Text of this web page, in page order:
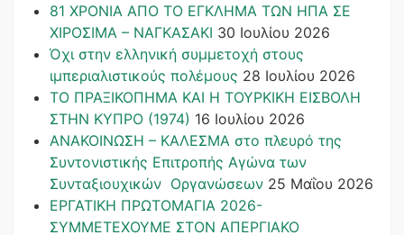
81 ΧΡΟΝΙΑ ΑΠΟ ΤΟ ΕΓΚΛΗΜΑ ΤΩΝ ΗΠΑ ΣΕ
ΧΙΡΟΣΙΜΑ – ΝΑΓΚΑΣΑΚΙ 30 Ιουλίου 2026
Όχι στην ελληνική συμμετοχή στους
ιμπεριαλιστικούς πολέμους 28 Ιουλίου 2026
ΤΟ ΠΡΑΞΙΚΟΠΗΜΑ ΚΑΙ H ΤΟΥΡΚΙΚΗ ΕΙΣΒΟΛΗ
ΣΤΗΝ ΚΥΠΡΟ (1974) 16 Ιουλίου 2026
ΑΝΑΚΟΙΝΩΣΗ – ΚΑΛΕΣΜΑ στο πλευρό της
Συντονιστικής Επιτροπής Αγώνα των
Συνταξιουχικών Οργανώσεων 25 Μαΐου 2026
ΕΡΓΑΤΙΚΗ ΠΡΩΤΟΜΑΓΙΑ 2026-
ΣΥΜΜΕΤΕΧΟΥΜΕ ΣΤΟΝ ΑΠΕΡΓΙΑΚΟ